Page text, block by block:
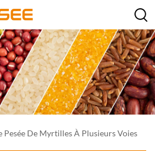
Pesée De Myrtilles À Plusieurs Voies